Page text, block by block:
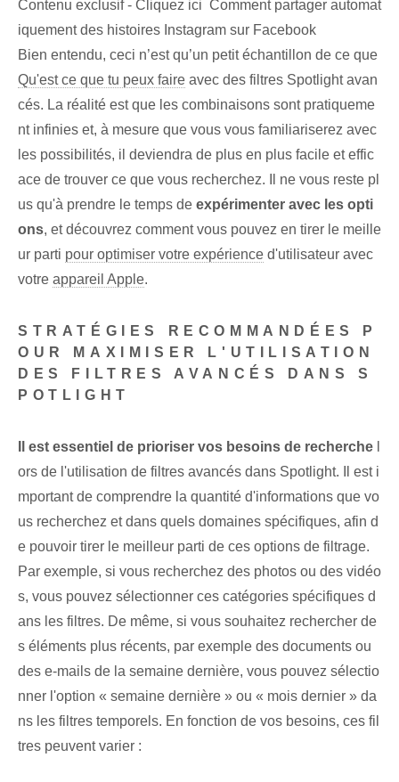
Contenu exclusif - Cliquez ici Comment partager automat
iquement des histoires Instagram sur Facebook
Bien entendu, ceci n’est qu’un petit échantillon de ce que
Qu'est ce que tu peux faire avec des filtres Spotlight avan
cés. La réalité est que les combinaisons sont pratiqueme
nt infinies et, à mesure que vous vous familiariserez avec
les possibilités, il deviendra de plus en plus facile et effic
ace de trouver ce que vous recherchez. Il ne vous reste pl
us qu'à prendre le temps de expérimenter avec les opti
ons, et découvrez comment vous pouvez en tirer le meille
ur parti pour optimiser votre expérience d'utilisateur avec
votre appareil Apple.
STRATÉGIES RECOMMANDÉES P
OUR MAXIMISER L'UTILISATION
DES FILTRES AVANCÉS DANS S
POTLIGHT
Il est essentiel de prioriser vos besoins de recherche
ors de l'utilisation de filtres avancés dans Spotlight. Il est i
mportant de comprendre la quantité d'informations que vo
us recherchez et dans quels domaines spécifiques, afin d
e pouvoir tirer le meilleur parti de ces options de filtrage.
Par exemple, si vous recherchez des photos ou des vidéo
s, vous pouvez sélectionner ces catégories spécifiques d
ans les filtres. De même, si vous souhaitez rechercher de
s éléments plus récents, par exemple des documents ou
des e-mails de la semaine dernière, vous pouvez sélectio
nner l'option « semaine dernière » ou « mois dernier » da
ns les filtres temporels. En fonction de vos besoins, ces fil
tres peuvent varier :